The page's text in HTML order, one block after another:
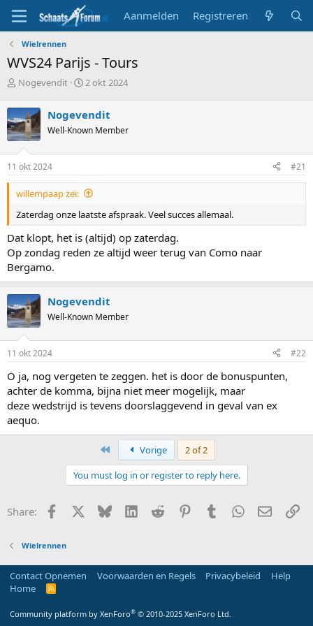
Aanmelden Registreren
Wielrennen
WVS24 Parijs - Tours
T
p
i
c
s
t
a
r
t
r
Nogevendit
S
r
t
a
u
m
2 okt 2024
Nogevendit
Well-Known Member
11 okt 2024 #21
willempaap zei:
Zaterdag onze laatste afspraak. Veel succes allemaal.
Dat klopt, het is (altijd) op zaterdag.
Op zondag reden ze altijd weer terug van Como naar
Bergamo.
Nogevendit
Well-Known Member
11 okt 2024 #22
O ja, nog vergeten te zeggen. het is door de bonuspunten,
achter de komma, bijna niet meer mogelijk, maar
deze wedstrijd is tevens doorslaggevend in geval van ex
aequo.
Vorige
2 of 2
You must log in or register to reply here.
Share: Facebook Bluesky LinkedInReddit PinterestTumblrWhatsApp
E-mail
Wielrennen
Contact Opnemen Voorwaarden en Regels Privacybeleid
Help
Home
R
Community platform by XenForo® © 2010-2025 XenForo Ltd.